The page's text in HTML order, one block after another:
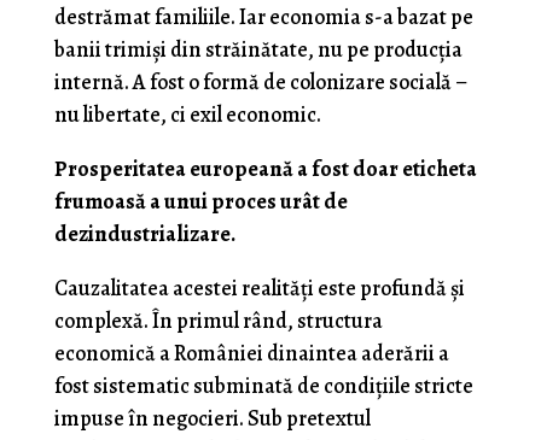
destrămat familiile. Iar economia s-a bazat pe
banii trimiși din străinătate, nu pe producția
internă. A fost o formă de colonizare socială –
nu libertate, ci exil economic.
Prosperitatea europeană a fost doar eticheta
frumoasă a unui proces urât de
dezindustrializare.
Cauzalitatea acestei realități este profundă și
complexă. În primul rând, structura
economică a României dinaintea aderării a
fost sistematic subminată de condițiile stricte
impuse în negocieri. Sub pretextul